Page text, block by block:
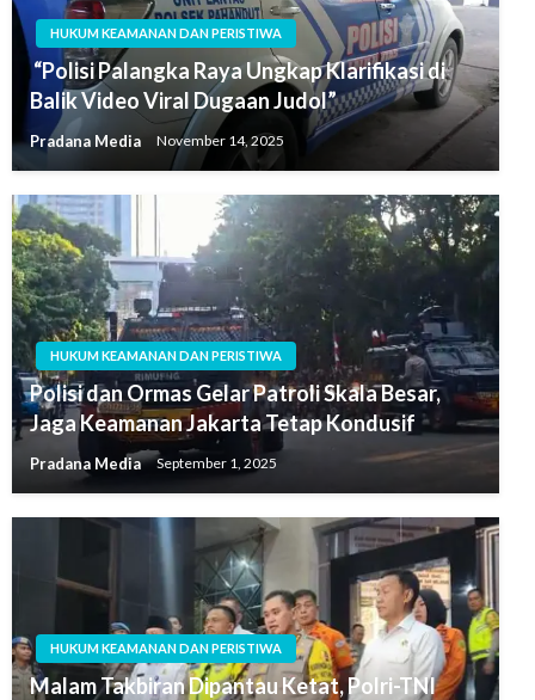
HUKUM KEAMANAN DAN PERISTIWA
“Polisi Palangka Raya Ungkap Klarifikasi di
Balik Video Viral Dugaan Judol”
Pradana Media November 14, 2025
HUKUM KEAMANAN DAN PERISTIWA
Polisi dan Ormas Gelar Patroli Skala Besar,
Jaga Keamanan Jakarta Tetap Kondusif
Pradana Media September 1, 2025
HUKUM KEAMANAN DAN PERISTIWA
Malam Takbiran Dipantau Ketat, Polri-TNI